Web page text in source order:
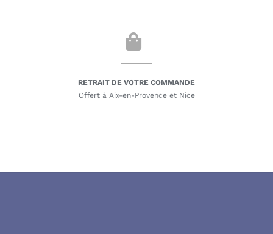
RETRAIT DE VOTRE COMMANDE
Offert à Aix-en-Provence et Nice